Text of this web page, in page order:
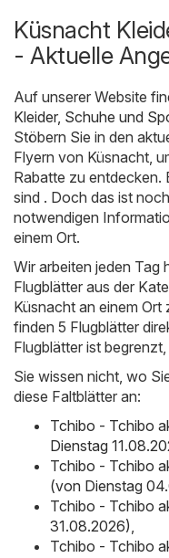
Küsnacht
- Aktuelle
Auf unserer Website
Kleider, Schuhe und
Stöbern Sie in den
Flyern von Küsnacht,
Rabatte zu entdecken.
sind . Doch das ist
notwendigen
einem Ort.
Wir arbeiten jeden Tag
Flugblätter aus der
Küsnacht an einem Ort
finden 5 Flugblätter
Flugblätter ist
Sie wissen nicht, wo
diese Faltblätter an:
Tchibo - Tchibo
Dienstag
Tchibo - Tchibo
(von Dienstag
Tchibo - Tchibo
31.08.2026),
Tchibo - Tchibo